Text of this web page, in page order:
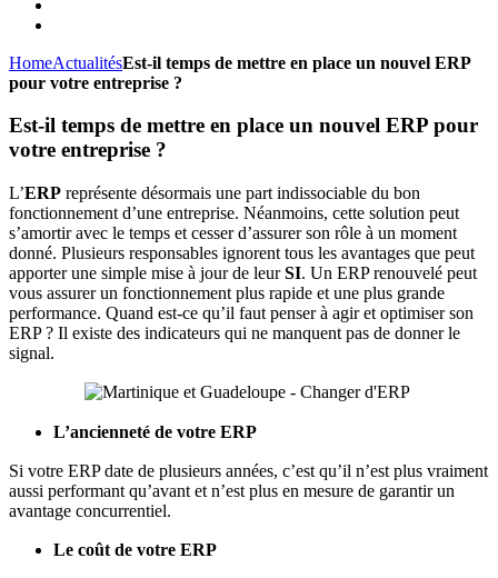
HomeActualitésEst-il temps de mettre en place un nouvel ERP
pour votre entreprise ?
Est-il temps de mettre en place un nouvel ERP pour
votre entreprise ?
L’ERP représente désormais une part indissociable du bon
fonctionnement d’une entreprise. Néanmoins, cette solution peut
s’amortir avec le temps et cesser d’assurer son rôle à un moment
donné. Plusieurs responsables ignorent tous les avantages que peut
apporter une simple mise à jour de leurSI. Un ERP renouvelé peut
vous assurer un fonctionnement plus rapide et une plus grande
performance. Quand est-ce qu’il faut penser à agir et optimiser son
ERP ? Il existe des indicateurs qui ne manquent pas de donner le
signal.
L’ancienneté de votre ERP
Si votre ERP date de plusieurs années, c’est qu’il n’est plus vraiment
aussi performant qu’avant et n’est plus en mesure de garantir un
avantage concurrentiel.
Le coût de votre ERP